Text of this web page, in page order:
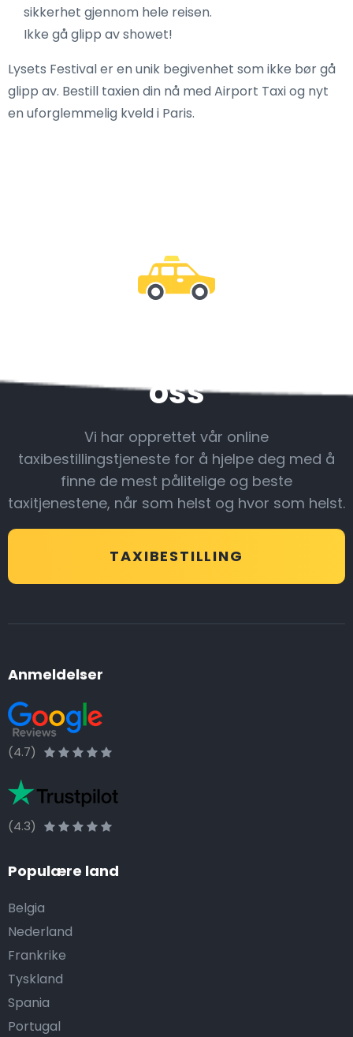
sikkerhet gjennom hele reisen.
Ikke gå glipp av showet!
Lysets Festival er en unik begivenhet som ikke bør gå
glipp av. Bestill taxien din nå med Airport Taxi og nyt
en uforglemmelig kveld i Paris.
oss
Vi har opprettet vår online
taxibestillingstjeneste for å hjelpe deg med å
finne de mest pålitelige og beste
taxitjenestene, når som helst og hvor som helst.
TAXIBESTILLING
Anmeldelser
(4.7)
(4.3)
Populære land
Belgia
Nederland
Frankrike
Tyskland
Spania
Portugal